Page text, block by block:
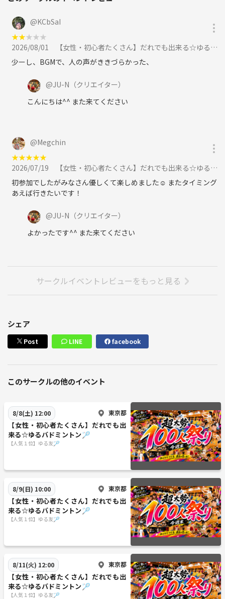
@KCbSaI
★★★★★
2026/08/01
【女性・初心者たくさん】だれでも出来る☆ゆるバドミントン🏸に参加
少ーし、BGMで、人の声がききづらかった、
@JU-N （クリエイター）
こんにちは^^ また来てください
@Megchin
★★★★★
2026/07/19
【女性・初心者たくさん】だれでも出来る☆ゆるバドミントン🏸に参加
初参加でしたがみなさん優しくて楽しめました☺️ またタイミング
あえば行きたいです！
@JU-N （クリエイター）
よかったです^^ また来てください
サークルイベントレビューをもっと見る
シェア
Post LINE facebook
このサークルの他のイベント
8/8(土) 12:00 東京都
【女性・初心者たくさん】だれでも出
来る☆ゆるバドミントン🏸
【人気１位】ゆる友🏸
8/9(日) 10:00 東京都
【女性・初心者たくさん】だれでも出
来る☆ゆるバドミントン🏸
【人気１位】ゆる友🏸
8/11(火) 12:00 東京都
【女性・初心者たくさん】だれでも出
来る☆ゆるバドミントン🏸
【人気１位】ゆる友🏸